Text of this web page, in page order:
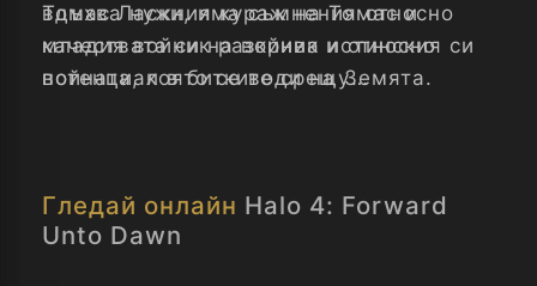
Томас Ласки, има съмнения относно
качествата си на войник и относно
войната, която се води на Земята.
непозната на хората извънземна раса,
която унищожава всичко по пътя
вдъхва нужния кураж на Томас и
младия войник разкрива истинския си
потенциал в битките срещу
Гледай онлайн Halo 4: Forward
Unto Dawn